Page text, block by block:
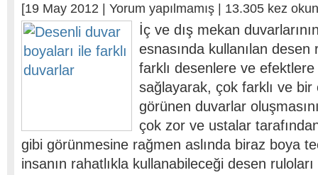
[19 May 2012 | Yorum yapılmamış | 13.305 kez
İç ve dış mekan
esnasında kullanılan desen
farklı desenlere ve efektlere
sağlayarak, çok farklı ve bir
görünen duvarlar
çok zor ve ustalar
gibi görünmesine rağmen aslında biraz boya
insanın rahatlıkla kullanabileceği desen